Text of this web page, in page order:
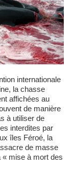
la chasse
affichées au
de manière
à utiliser de
interdites par
îles Féroé, la
de masse
« mise à mort des